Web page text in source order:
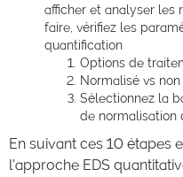
afficher et analyser les
faire, vérifiez les
quantification
Options de
Normalisé vs
Sélectionnez la
de normalisation
En suivant ces 10 étapes
l'approche EDS